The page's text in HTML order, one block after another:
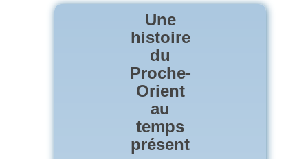
Une
histoire
du
Proche-
Orient
au
temps
présent